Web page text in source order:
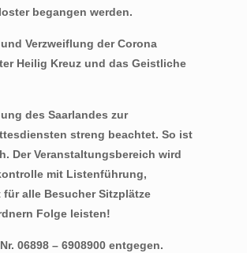
begangen werden.
Verzweiflung der Corona
Heilig Kreuz und das Geistliche
des Saarlandes zur
streng beachtet. So ist
Der Veranstaltungsbereich wird
mit Listenführung,
alle Besucher Sitzplätze
Folge leisten!
06898 – 6908900 entgegen.